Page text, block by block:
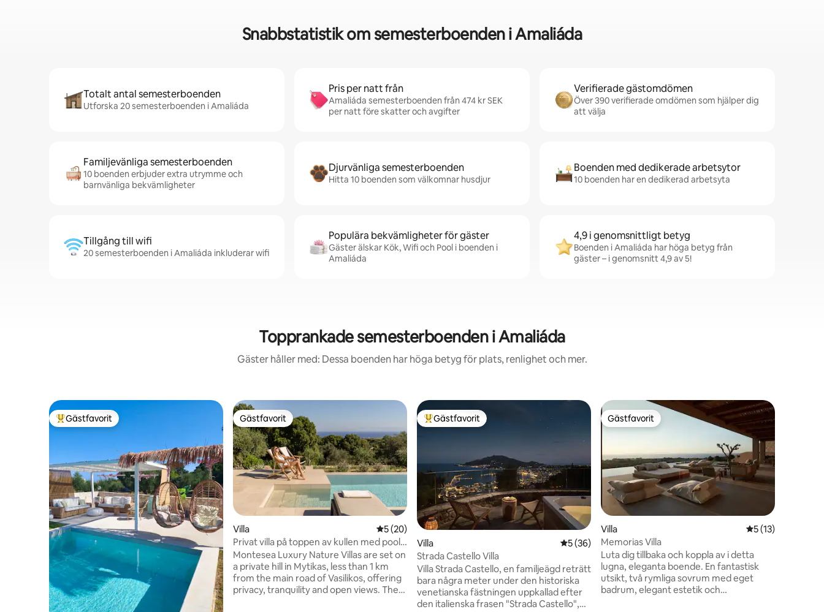
Snabbstatistik om semesterboenden i Amaliáda
Totalt antal semesterboenden
Utforska 20 semesterboenden i Amaliáda
Pris per natt från
Amaliáda semesterboenden från 474 kr SEK
per natt före skatter och avgifter
Verifierade gästomdömen
Över 390 verifierade omdömen som hjälper dig
att välja
Familjevänliga semesterboenden
10 boenden erbjuder extra utrymme och
barnvänliga bekvämligheter
Djurvänliga semesterboenden
Hitta 10 boenden som välkomnar husdjur
Boenden med dedikerade arbetsytor
10 boenden har en dedikerad arbetsyta
Tillgång till wifi
20 semesterboenden i Amaliáda inkluderar wifi
Populära bekvämligheter för gäster
Gäster älskar Kök, Wifi och Pool i boenden i
Amaliáda
4,9 i genomsnittligt betyg
Boenden i Amaliáda har höga betyg från
gäster – i genomsnitt 4,9 av 5!
Topprankade semesterboenden i Amaliáda
Gäster håller med: Dessa boenden har höga betyg för plats, renlighet och mer.
Populär gästfavorit
Gästfavorit Gästfavorit
Gästfavorit
Villa 5 av 5 i genomsnittligt betyg, 20 omdömen
5 (20)
Privat villa på toppen av kullen med pool
och havsutsikt
Montesea Luxury Nature Villas are set on
a private hill in Mytikas, less than 1 km
from the main road of Vasilikos, offering
privacy, tranquility and open views. The
Populär gästfavorit
Gästfavorit
Villa 5 av 5 i genomsnittligt betyg, 36 omdömen
5 (36)
Strada Castello Villa
Villa Strada Castello, en familjeägd reträtt
bara några meter under den historiska
venetianska fästningen uppkallad efter
den italienska frasen "Strada Castello",
Gästfavorit
Gästfavorit
Villa 5 av 5 i
5 (13)
Memorias Villa
Luta dig tillbaka och koppla av i detta
lugna, eleganta boende. En fantastisk
utsikt, två rymliga sovrum med eget
badrum, elegant estetik och